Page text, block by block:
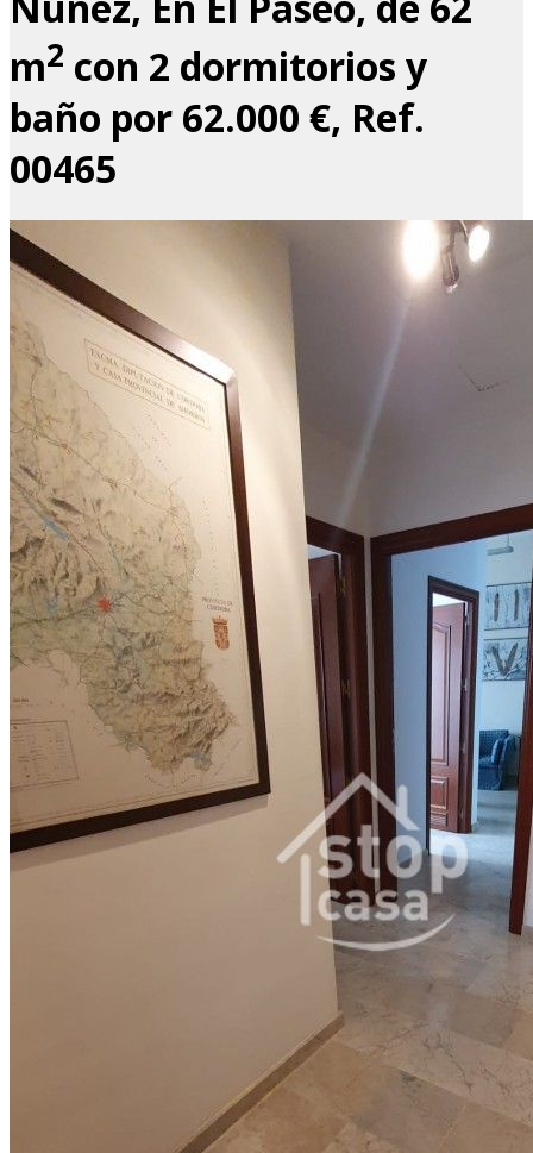
m2 con 2 dormitorios y
baño por 62.000 €, Ref.
00465